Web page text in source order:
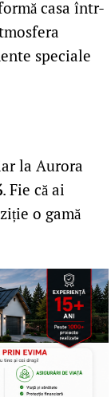
casa într-
speciale
la Aurora
. Fie că ai
o gamă